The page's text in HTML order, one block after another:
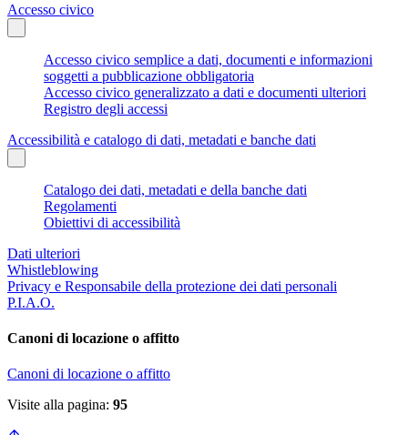
Accesso civico
Accesso civico semplice a dati, documenti e informazioni
soggetti a pubblicazione obbligatoria
Accesso civico generalizzato a dati e documenti ulteriori
Registro degli accessi
Accessibilità e catalogo di dati, metadati e banche dati
Catalogo dei dati, metadati e della banche dati
Regolamenti
Obiettivi di accessibilità
Dati ulteriori
Whistleblowing
Privacy e Responsabile della protezione dei dati personali
P.I.A.O.
Canoni di locazione o affitto
Canoni di locazione o affitto
Visite alla pagina: 95